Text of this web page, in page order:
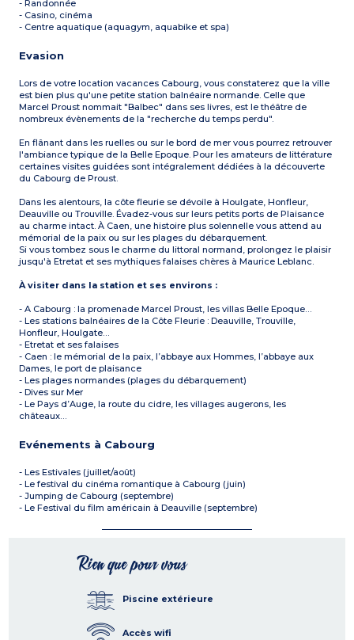
- Randonnée
- Casino, cinéma
- Centre aquatique (aquagym, aquabike et spa)
Evasion
Lors de votre location vacances Cabourg, vous constaterez que la ville
est bien plus qu'une petite station balnéaire normande. Celle que
Marcel Proust nommait "Balbec" dans ses livres, est le théâtre de
nombreux évènements de la "recherche du temps perdu".
En flânant dans les ruelles ou sur le bord de mer vous pourrez retrouver
l'ambiance typique de la Belle Epoque. Pour les amateurs de littérature
certaines visites guidées sont intégralement dédiées à la découverte
du Cabourg de Proust.
Dans les alentours, la côte fleurie se dévoile à Houlgate, Honfleur,
Deauville ou Trouville. Évadez-vous sur leurs petits ports de Plaisance
au charme intact. À Caen, une histoire plus solennelle vous attend au
mémorial de la paix ou sur les plages du débarquement.
Si vous tombez sous le charme du littoral normand, prolongez le plaisir
jusqu'à Etretat et ses mythiques falaises chères à Maurice Leblanc.
À visiter dans la station et ses environs :
- A Cabourg : la promenade Marcel Proust, les villas Belle Epoque…
- Les stations balnéaires de la Côte Fleurie : Deauville, Trouville,
Honfleur, Houlgate…
- Etretat et ses falaises
- Caen : le mémorial de la paix, l’abbaye aux Hommes, l’abbaye aux
Dames, le port de plaisance
- Les plages normandes (plages du débarquement)
- Dives sur Mer
- Le Pays d’Auge, la route du cidre, les villages augerons, les
châteaux…
Evénements à Cabourg
- Les Estivales (juillet/août)
- Le festival du cinéma romantique à Cabourg (juin)
- Jumping de Cabourg (septembre)
- Le Festival du film américain à Deauville (septembre)
Rien que pour vous
Piscine extérieure
Accès wifi